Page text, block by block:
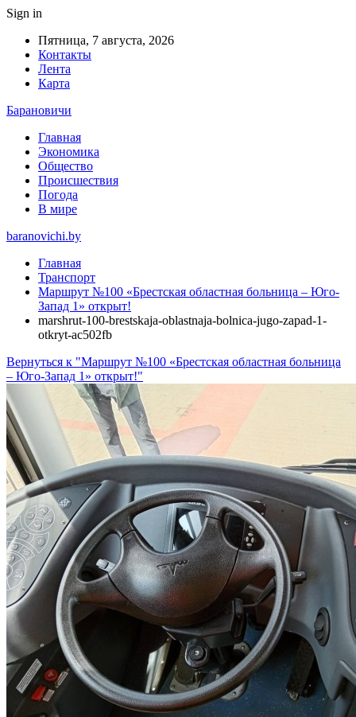
Sign in
Пятница, 7 августа, 2026
Контакты
Лента
Карта
Барановичи
Главная
Экономика
Общество
Происшествия
Погода
В мире
baranovichi.by
Главная
Транспорт
Маршрут №100 «Брестская областная больница – Юго-
Запад 1» открыт!
marshrut-100-brestskaja-oblastnaja-bolnica-jugo-zapad-1-
otkryt-ac502fb
Вернуться к "Маршрут №100 «Брестская областная больница
– Юго-Запад 1» открыт!"